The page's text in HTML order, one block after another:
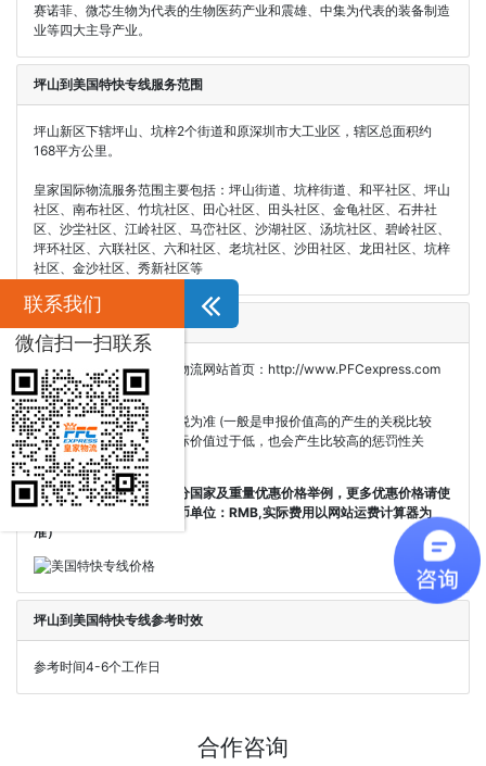
赛诺菲、微芯生物为代表的生物医药产业和震雄、中集为代表的装备制造
业等四大主导产业。
坪山到美国特快专线服务范围
坪山新区下辖坪山、坑梓2个街道和原深圳市大工业区，辖区总面积约
168平方公里。
皇家国际物流服务范围主要包括：坪山街道、坑梓街道、和平社区、坪山
社区、南布社区、竹坑社区、田心社区、田头社区、金龟社区、石井社
区、沙坣社区、江岭社区、马峦社区、沙湖社区、汤坑社区、碧岭社区、
坪环社区、六联社区、六和社区、老坑社区、沙田社区、龙田社区、坑梓
社区、金沙社区、秀新社区等
美国专线价格请登录皇家物流网站首页：http://www.PFCexpress.com
查询；
关税：以目的国产生的关税为准 (一般是申报价值高的产生的关税比较
高，如果申报的价值比实际价值过于低，也会产生比较高的惩罚性关
税）。
皇家物流美国特快专线部分国家及重量优惠价格举例，更多优惠价格请使
用运费计算器预算。（货币单位：RMB,实际费用以网站运费计算器为
准）
坪山到美国特快专线参考时效
参考时间4-6个工作日
合作咨询
联系我们
微信扫一扫联系